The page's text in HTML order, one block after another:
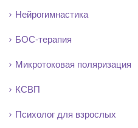
Нейрогимнастика
БОС-терапия
Микротоковая поляризация
КСВП
Психолог для взрослых